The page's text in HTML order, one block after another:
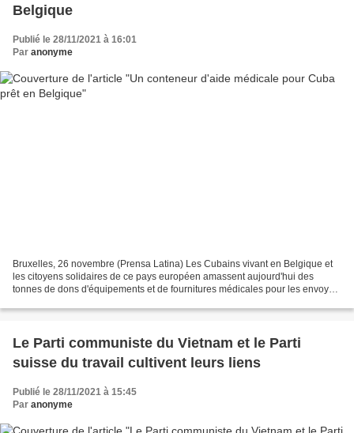
Belgique
Publié le 28/11/2021 à 16:01
Par anonyme
Bruxelles, 26 novembre (Prensa Latina) Les Cubains vivant en Belgique et
les citoyens solidaires de ce pays européen amassent aujourd'hui des
tonnes de dons d'équipements et de fournitures médicales pour les envoyer
Le Parti communiste du Vietnam et le Parti
suisse du travail cultivent leurs liens
Publié le 28/11/2021 à 15:45
Par anonyme